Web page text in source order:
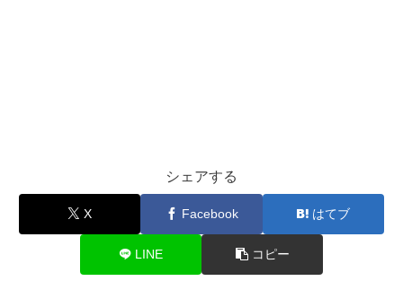
シェアする
X Facebook はてブ
LINE コピー